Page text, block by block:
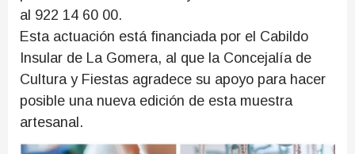
al 922 14 60 00.
Esta actuación está financiada por el Cabildo
Insular de La Gomera, al que la Concejalía de
Cultura y Fiestas agradece su apoyo para hacer
posible una nueva edición de esta muestra
artesanal.